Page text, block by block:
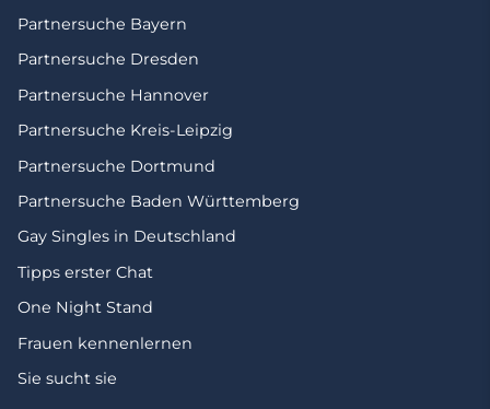
Partnersuche Bayern
Partnersuche Dresden
Partnersuche Hannover
Partnersuche Kreis-Leipzig
Partnersuche Dortmund
Partnersuche Baden Württemberg
Gay Singles in Deutschland
Tipps erster Chat
One Night Stand
Frauen kennenlernen
Sie sucht sie